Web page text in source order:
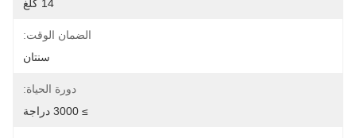
14 كلغ
الضمان الوقت:
سنتان
دورة الحياة:
≥ 3000 دراجة